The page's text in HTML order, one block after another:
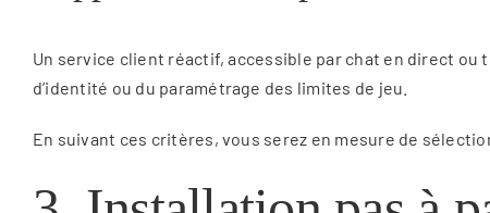
Un service client réactif, accessible par chat en direct
d’identité ou du paramétrage des limites de jeu.
En suivant ces critères, vous serez en mesure de